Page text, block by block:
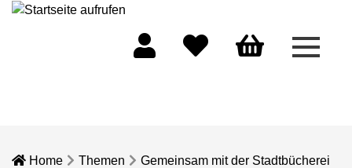
Menü
Home Themen
Gemeinsam mit der Stadtbücherei